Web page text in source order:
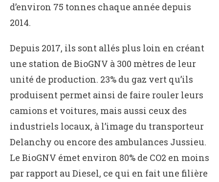
d’environ 75 tonnes chaque année depuis
2014.
Depuis 2017, ils sont allés plus loin en créant
une station de BioGNV à 300 mètres de leur
unité de production. 23% du gaz vert qu’ils
produisent permet ainsi de faire rouler leurs
camions et voitures, mais aussi ceux des
industriels locaux, à l’image du transporteur
Delanchy ou encore des ambulances Jussieu.
Le BioGNV émet environ 80% de CO2 en moins
par rapport au Diesel, ce qui en fait une filière